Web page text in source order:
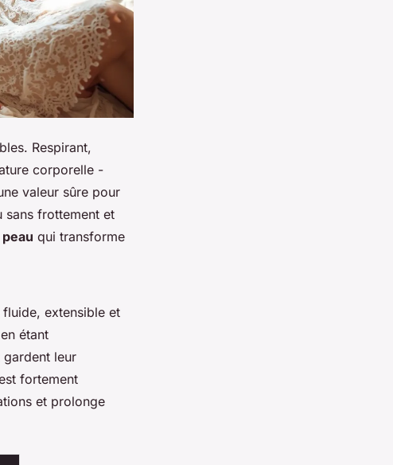
Respirant,
corporelle -
valeur sûre pour
sans frottement et
qui transforme
extensible et
étant
gardent leur
fortement
et prolonge